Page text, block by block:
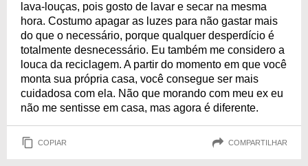
lava-louças, pois gosto de lavar e secar na mesma
hora. Costumo apagar as luzes para não gastar mais
do que o necessário, porque qualquer desperdício é
totalmente desnecessário. Eu também me considero a
louca da reciclagem. A partir do momento em que você
monta sua própria casa, você consegue ser mais
cuidadosa com ela. Não que morando com meu ex eu
não me sentisse em casa, mas agora é diferente.
COPIAR COMPARTILHAR